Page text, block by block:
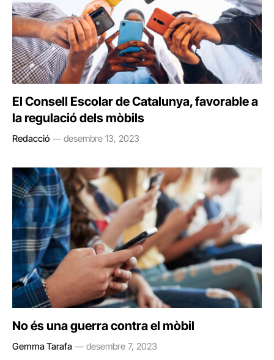
El Consell Escolar de Catalunya, favorable a
la regulació dels mòbils
Redacció desembre 13, 2023
No és una guerra contra el mòbil
Gemma Tarafa desembre 7, 2023